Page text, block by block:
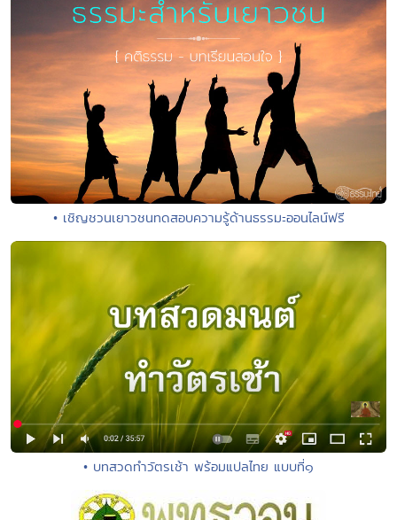
• เชิญชวนเยาวชนทดสอบความรู้ด้านธรรมะออนไลน์ฟรี
• บทสวดทำวัตรเช้า พร้อมแปลไทย แบบที่๑